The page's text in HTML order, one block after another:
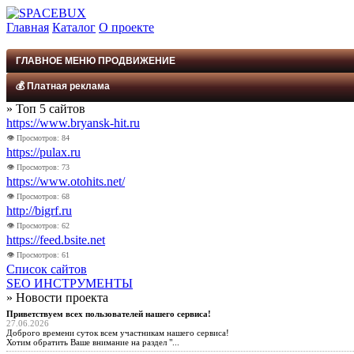
Главная Каталог О проекте
ГЛАВНОЕ МЕНЮ ПРОДВИЖЕНИЕ
НОВЫЙ VIP КАТАЛОГ
VIP КАТАЛОГ OLD
АВТОСЁРФИНГ
СТЕНА БАННЕРОВ 468х60
СТЕНА ССЫЛОК
SEO ИНСТРУМЕНТЫ
СТАТИСТИКА САЙТА
НОВОСТИ САЙТА
ПРОМО МАТЕРИАЛЫ
ПРАВИЛА
ПОМОЩЬ
ПОДДЕРЖКА
💰 Платная реклама
Баннер в шапке 10₽
Баннер во фрейме 20₽
Баннер 200×300 10₽
Ссылка в бегущей строке 1₽
Реклама в центре, клик для обмена визитами 3₽
Баннер 200×200 5₽
Рекламная цепочка 1₽ (замещаемая)
» Топ 5 сайтов
https://www.bryansk-hit.ru
👁 Просмотров: 84
https://pulax.ru
👁 Просмотров: 73
https://www.otohits.net/
👁 Просмотров: 68
http://bigrf.ru
👁 Просмотров: 62
https://feed.bsite.net
👁 Просмотров: 61
Список сайтов
SEO ИНСТРУМЕНТЫ
» Новости проекта
Приветствуем всех пользователей нашего сервиса!
27.06.2026
Доброго времени суток всем участникам нашего сервиса!
Хотим обратить Ваше внимание на раздел "...